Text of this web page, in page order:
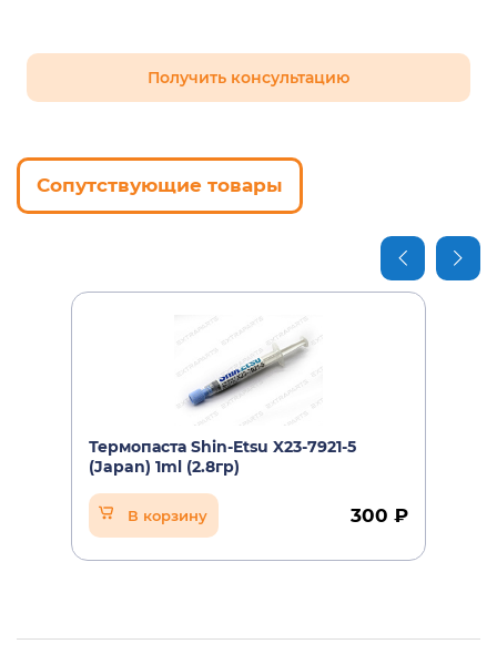
Получить консультацию
Сопутствующие товары
Термопаста Shin-Etsu X23-7921-5
(Japan) 1ml (2.8гр)
В корзину 300 ₽